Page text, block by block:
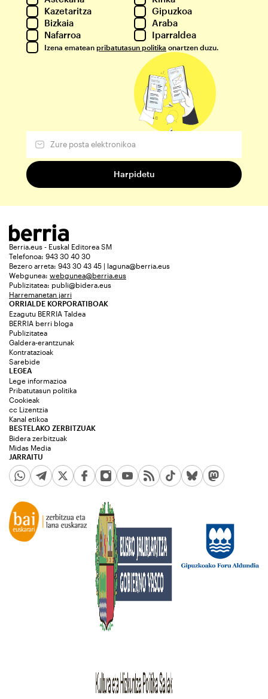
Kazetaritza
Gipuzkoa
Bizkaia
Araba
Nafarroa
Iparraldea
Izena ematean pribatutasun politika onartzen duzu.
Berria.eus - Euskal Editorea SM
Telefonoa: 943 30 40 30
Bezero arreta: 943 30 43 45 | laguna@berria.eus
Webgunea: webgunea@berria.eus
Publizitatea: publi@bidera.eus
Harremanetan jarri
ORRIALDE KORPORATIBOAK
Ezagutu BERRIA Taldea
BERRIA berri bloga
Publizitatea
Galdera-erantzunak
Kontratazioak
Sarebide
JARRAITU
LEGEA
Lege informazioa
Pribatutasun politika
Cookieak
cc Lizentzia
Kanal etikoa
BESTELAKO ZERBITZUAK
Bidera zerbitzuak
Midas Media